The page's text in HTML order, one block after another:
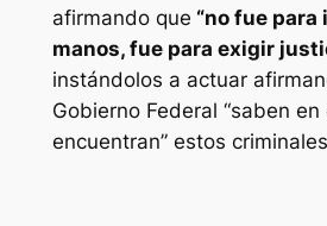
afirmando que “no fue para
manos, fue para exigir
instándolos a actuar
Gobierno Federal “saben
encuentran” estos